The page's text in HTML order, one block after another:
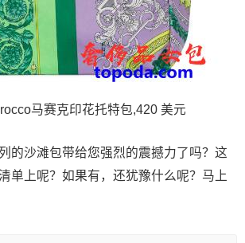
马赛克印花托特包,420 美元
的沙滩包带给您强烈的震撼力了吗？这
单上呢？如果有，还犹豫什么呢？马上